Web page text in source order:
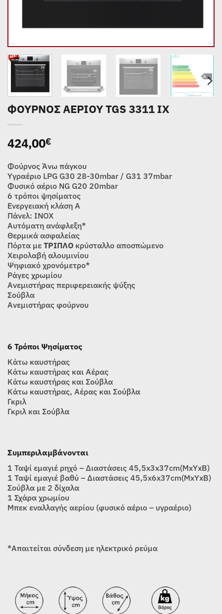
ΦΟΥΡΝΟΣ ΑΕΡΙΟΥ TGS 3311 IX
424,00€
Φούρνος Άνω πάγκου
Υγραέριο LPG G30 28-30mbar / G31 37mbar
Φυσικό αέριο NG G20 20mbar
6 τρόποι ψησίματος
Ενεργειακή κλάση Α
Πάνελ: INOX
Αυτόματη ανάφλεξη*
Θερμικά ασφαλείας
Πόρτα με ΤΡΙΠΛΟ κρύσταλλο αποσπώμενο
Χειρολαβή αλουμινίου
Ψηφιακό χρονόμετρο*
Ράγες χρωμίου
Ανεμιστήρας περιφερειακής ψύξης
Σούβλα
Ανεμιστήρας φούρνου
6 Τρόποι Ψησίματος
Κάτω καυστήρας
Κάτω καυστήρας και Αέρας
Κάτω καυστήρας και Σούβλα
Κάτω καυστήρας, Αέρας και Σούβλα
Γκριλ
Γκριλ και Σούβλα
Συμπεριλαμβάνονται
1 Ταψί εμαγιέ ρηχό – Διαστάσεις 45,5x3x37cm(ΜxΥxΒ)
1 Ταψί εμαγιέ βαθύ – Διαστάσεις 45,5x6x37cm(ΜxΥxΒ)
Σούβλα με 2 δίχαλα
1 Σχάρα χρωμίου
Μπεκ εναλλαγής αερίου (φυσικό αέριο – υγραέριο)
*Απαιτείται σύνδεση με ηλεκτρικό ρεύμα